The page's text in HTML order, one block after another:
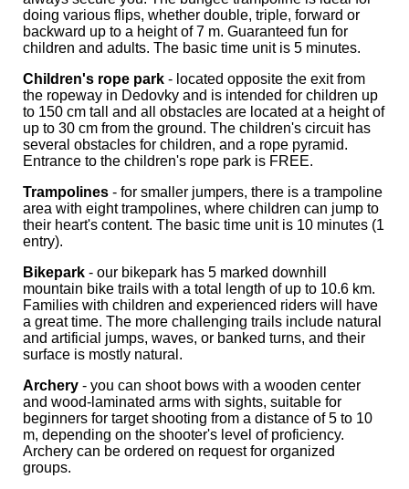
doing various flips, whether double, triple, forward or
backward up to a height of 7 m. Guaranteed fun for
children and adults. The basic time unit is 5 minutes.
Children's rope park - located opposite the exit from
the ropeway in Dedovky and is intended for children up
to 150 cm tall and all obstacles are located at a height of
up to 30 cm from the ground. The children's circuit has
several obstacles for children, and a rope pyramid.
Entrance to the children's rope park is FREE.
Trampolines - for smaller jumpers, there is a trampoline
area with eight trampolines, where children can jump to
their heart's content. The basic time unit is 10 minutes (1
entry).
Bikepark - our bikepark has 5 marked downhill
mountain bike trails with a total length of up to 10.6 km.
Families with children and experienced riders will have
a great time. The more challenging trails include natural
and artificial jumps, waves, or banked turns, and their
surface is mostly natural.
Archery - you can shoot bows with a wooden center
and wood-laminated arms with sights, suitable for
beginners for target shooting from a distance of 5 to 10
m, depending on the shooter's level of proficiency.
Archery can be ordered on request for organized
groups.